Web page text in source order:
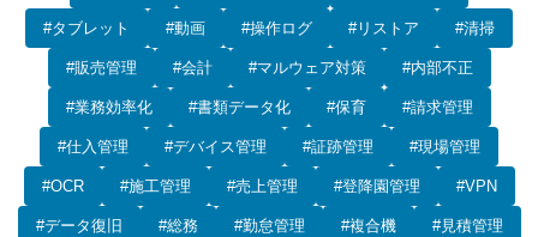
#タブレット #動画 #操作ログ #リストア #清掃
#販売管理 #会計 #マルウェア対策 #内部不正
#業務効率化 #書類データ化 #保育 #請求管理
#仕入管理 #デバイス管理 #証跡管理 #現場管理
#OCR #施工管理 #売上管理 #登降園管理 #VPN
#データ復旧 #総務 #勤怠管理 #複合機 #見積管理